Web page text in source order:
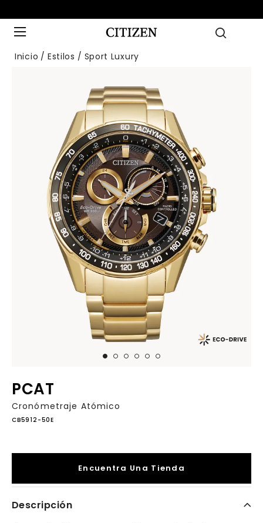
Inicio Estilos Sport Luxury
PCAT
Cronómetraje Atómico
CB5912-50E
Encuentra Una Tienda
Descripción